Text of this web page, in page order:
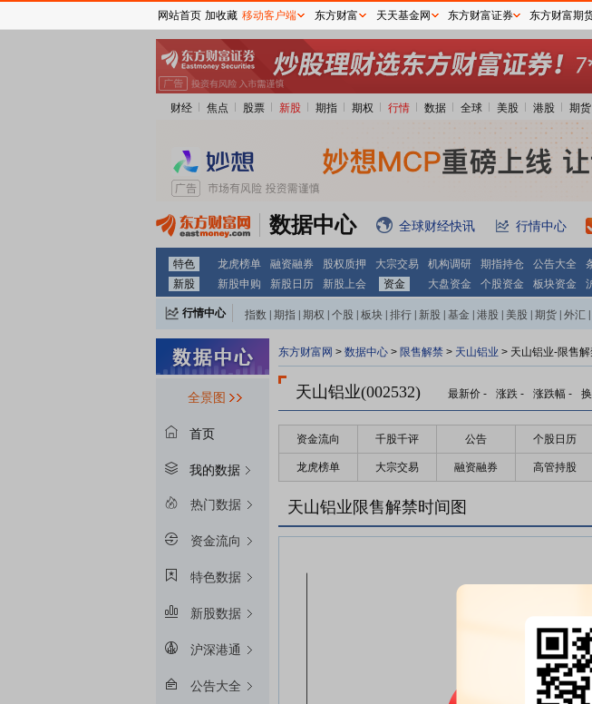
财经 焦点 股票 新股 期指 期权 行情 数据 全球 美股 港股 期货
数据中心 全球财经快讯 行情中心
特色 龙虎榜单 融资融券 股权质押 大宗交易 机构调研 期指持仓 公告大全
新股
新股申购 新股日历 新股上会 资金 大盘资金 个股资金 板块资金
行情中心 指数 期指 期权 个股 板块 排行 新股 基金 港股 美股 期货 外汇
全景图
首页
我的数据
热门数据
资金流向
特色数据
新股数据
沪深港通
公告大全
东方财富网 > 数据中心 > 限售解禁 > 天山铝业 > 天山铝业-限售
天山铝业(002532) 最新价 - 涨跌 - 涨跌幅 -
资金流向 千股千评 公告 个股日历
龙虎榜单 大宗交易 融资融券 高管持股
天山铝业限售解禁时间图
网站首页 加收藏 移动客户端 东方财富 天天基金网 东方财富证券 东方财富期